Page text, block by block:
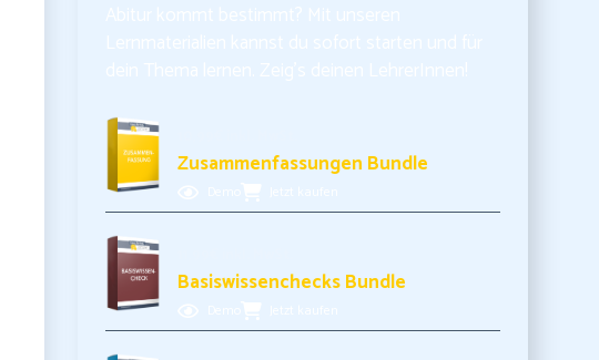
Zusammenfassungen Bundle
Basiswissenchecks Bundle